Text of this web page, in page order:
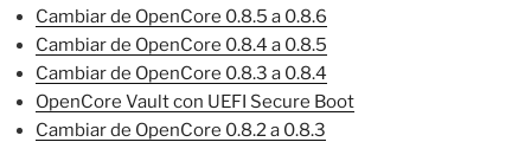
Cambiar de OpenCore 0.8.5 a 0.8.6
Cambiar de OpenCore 0.8.4 a 0.8.5
Cambiar de OpenCore 0.8.3 a 0.8.4
OpenCore Vault con UEFI Secure Boot
Cambiar de OpenCore 0.8.2 a 0.8.3